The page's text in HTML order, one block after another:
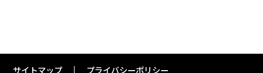
サイトマップ プライバシーポリシー